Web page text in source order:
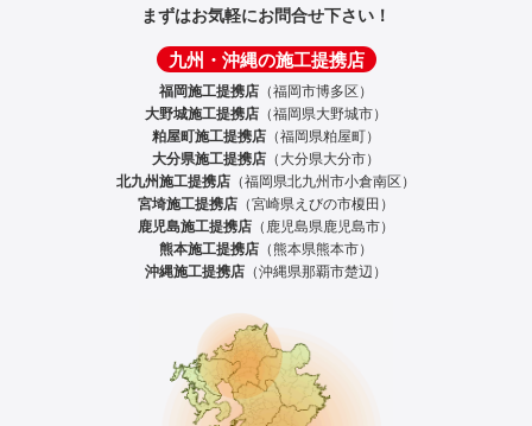
まずはお気軽にお問合せ下さい！
九州・沖縄の施工提携店
福岡施工提携店 （福岡市博多区）
大野城施工提携店 （福岡県大野城市）
粕屋町施工提携店 （福岡県粕屋町）
大分県施工提携店 （大分県大分市）
北九州施工提携店 （福岡県北九州市小倉南区）
宮埼施工提携店 （宮崎県えびの市榎田）
鹿児島施工提携店 （鹿児島県鹿児島市）
熊本施工提携店 （熊本県熊本市）
沖縄施工提携店 （沖縄県那覇市楚辺）